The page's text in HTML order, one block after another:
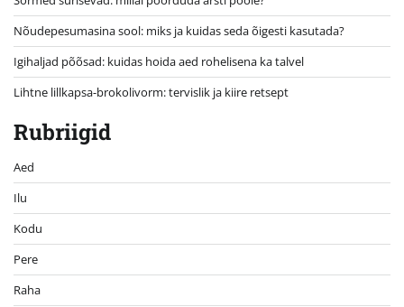
Nõudepesumasina sool: miks ja kuidas seda õigesti kasutada?
Igihaljad põõsad: kuidas hoida aed rohelisena ka talvel
Lihtne lillkapsa-brokolivorm: tervislik ja kiire retsept
Rubriigid
Aed
Ilu
Kodu
Pere
Raha